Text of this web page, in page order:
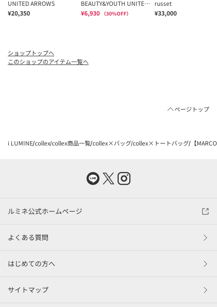
ショップトップへ
このショップのアイテム一覧へ
ページトップ
i LUMINE collex collex商品一覧 collex×バッグ collex×トートバッグ 【
ルミネ公式ホームページ
よくある質問
はじめての方へ
サイトマップ